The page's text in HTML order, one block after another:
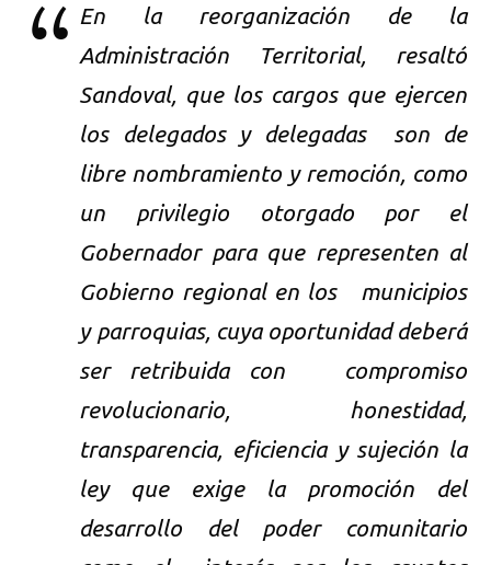
En la reorganización de la
Administración Territorial, resaltó
Sandoval, que los cargos que ejercen
los delegados y delegadas son de
libre nombramiento y remoción, como
un privilegio otorgado por el
Gobernador para que representen al
Gobierno regional en los municipios
y parroquias, cuya oportunidad deberá
ser retribuida con compromiso
revolucionario, honestidad,
transparencia, eficiencia y sujeción la
ley que exige la promoción del
desarrollo del poder comunitario